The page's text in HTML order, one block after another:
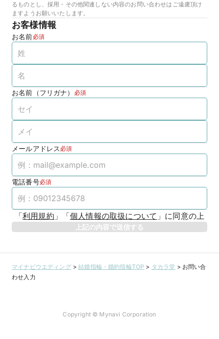
るものとし、採用・その他関連しない内容のお問い合わせはご遠慮頂け
ますようお願いいたします。
お客様情報
お名前必須
お名前（フリガナ） 必須
メールアドレス 必須
電話番号必須
「利用規約 」 「個人情報の取扱について 」 に同意の上
上記の内容で送信する
マイナビウエディング>結婚指輪・婚約指輪TOP > タカラ堂 > お問い合
わせ入力
Copyright © Mynavi Corporation